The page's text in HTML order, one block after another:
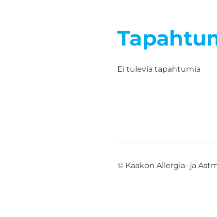
Ei tulevia tapahtumia
© Kaakon Allergia- ja